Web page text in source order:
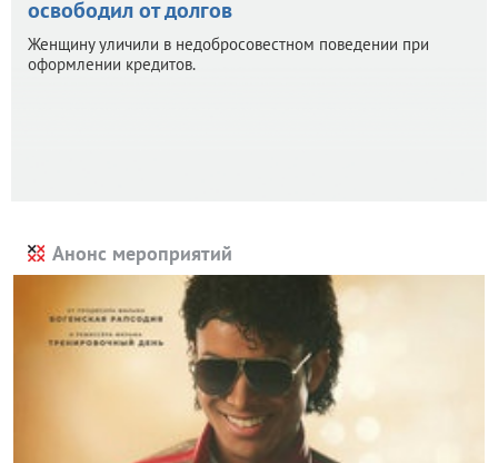
освободил от долгов
Женщину уличили в недобросовестном поведении при
оформлении кредитов.
Анонс мероприятий